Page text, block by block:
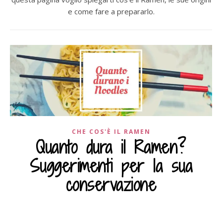
e come fare a prepararlo.
CHE COS'È IL RAMEN
Quanto dura il Ramen?
Suggerimenti per la sua
conservazione